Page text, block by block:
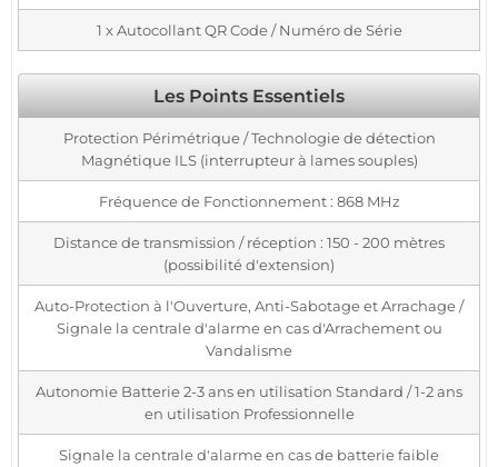
1 x Autocollant QR Code / Numéro de Série
Les Points Essentiels
Protection Périmétrique / Technologie de détection
Magnétique ILS (interrupteur à lames souples)
Fréquence de Fonctionnement : 868 MHz
Distance de transmission / réception : 150 - 200 mètres
(possibilité d'extension)
Auto-Protection à l'Ouverture, Anti-Sabotage et Arrachage /
Signale la centrale d'alarme en cas d'Arrachement ou
Vandalisme
Autonomie Batterie 2-3 ans en utilisation Standard / 1-2 ans
en utilisation Professionnelle
Signale la centrale d'alarme en cas de batterie faible